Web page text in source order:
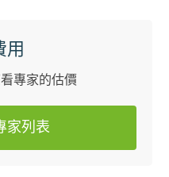
用
專家的估價
家列表